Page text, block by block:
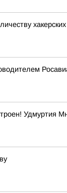
хакерских
Удмуртия